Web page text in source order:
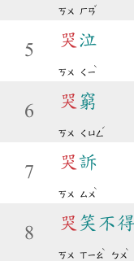
ㄎㄨ ㄏㄢ
ˇ
5
哭 泣
ㄎㄨ ㄑㄧ
ˋ
6
哭 窮
ㄎㄨ ㄑㄩㄥ
ˊ
7
哭 訴
ㄎㄨ ㄙㄨ
ˋ
8
哭 笑不
ㄎㄨ ㄒㄧㄠ
ˋ
ㄅㄨ
ˋ